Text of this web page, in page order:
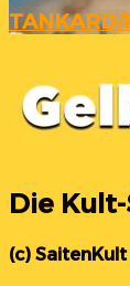
TANKARD/
Die
(c) SaitenKult